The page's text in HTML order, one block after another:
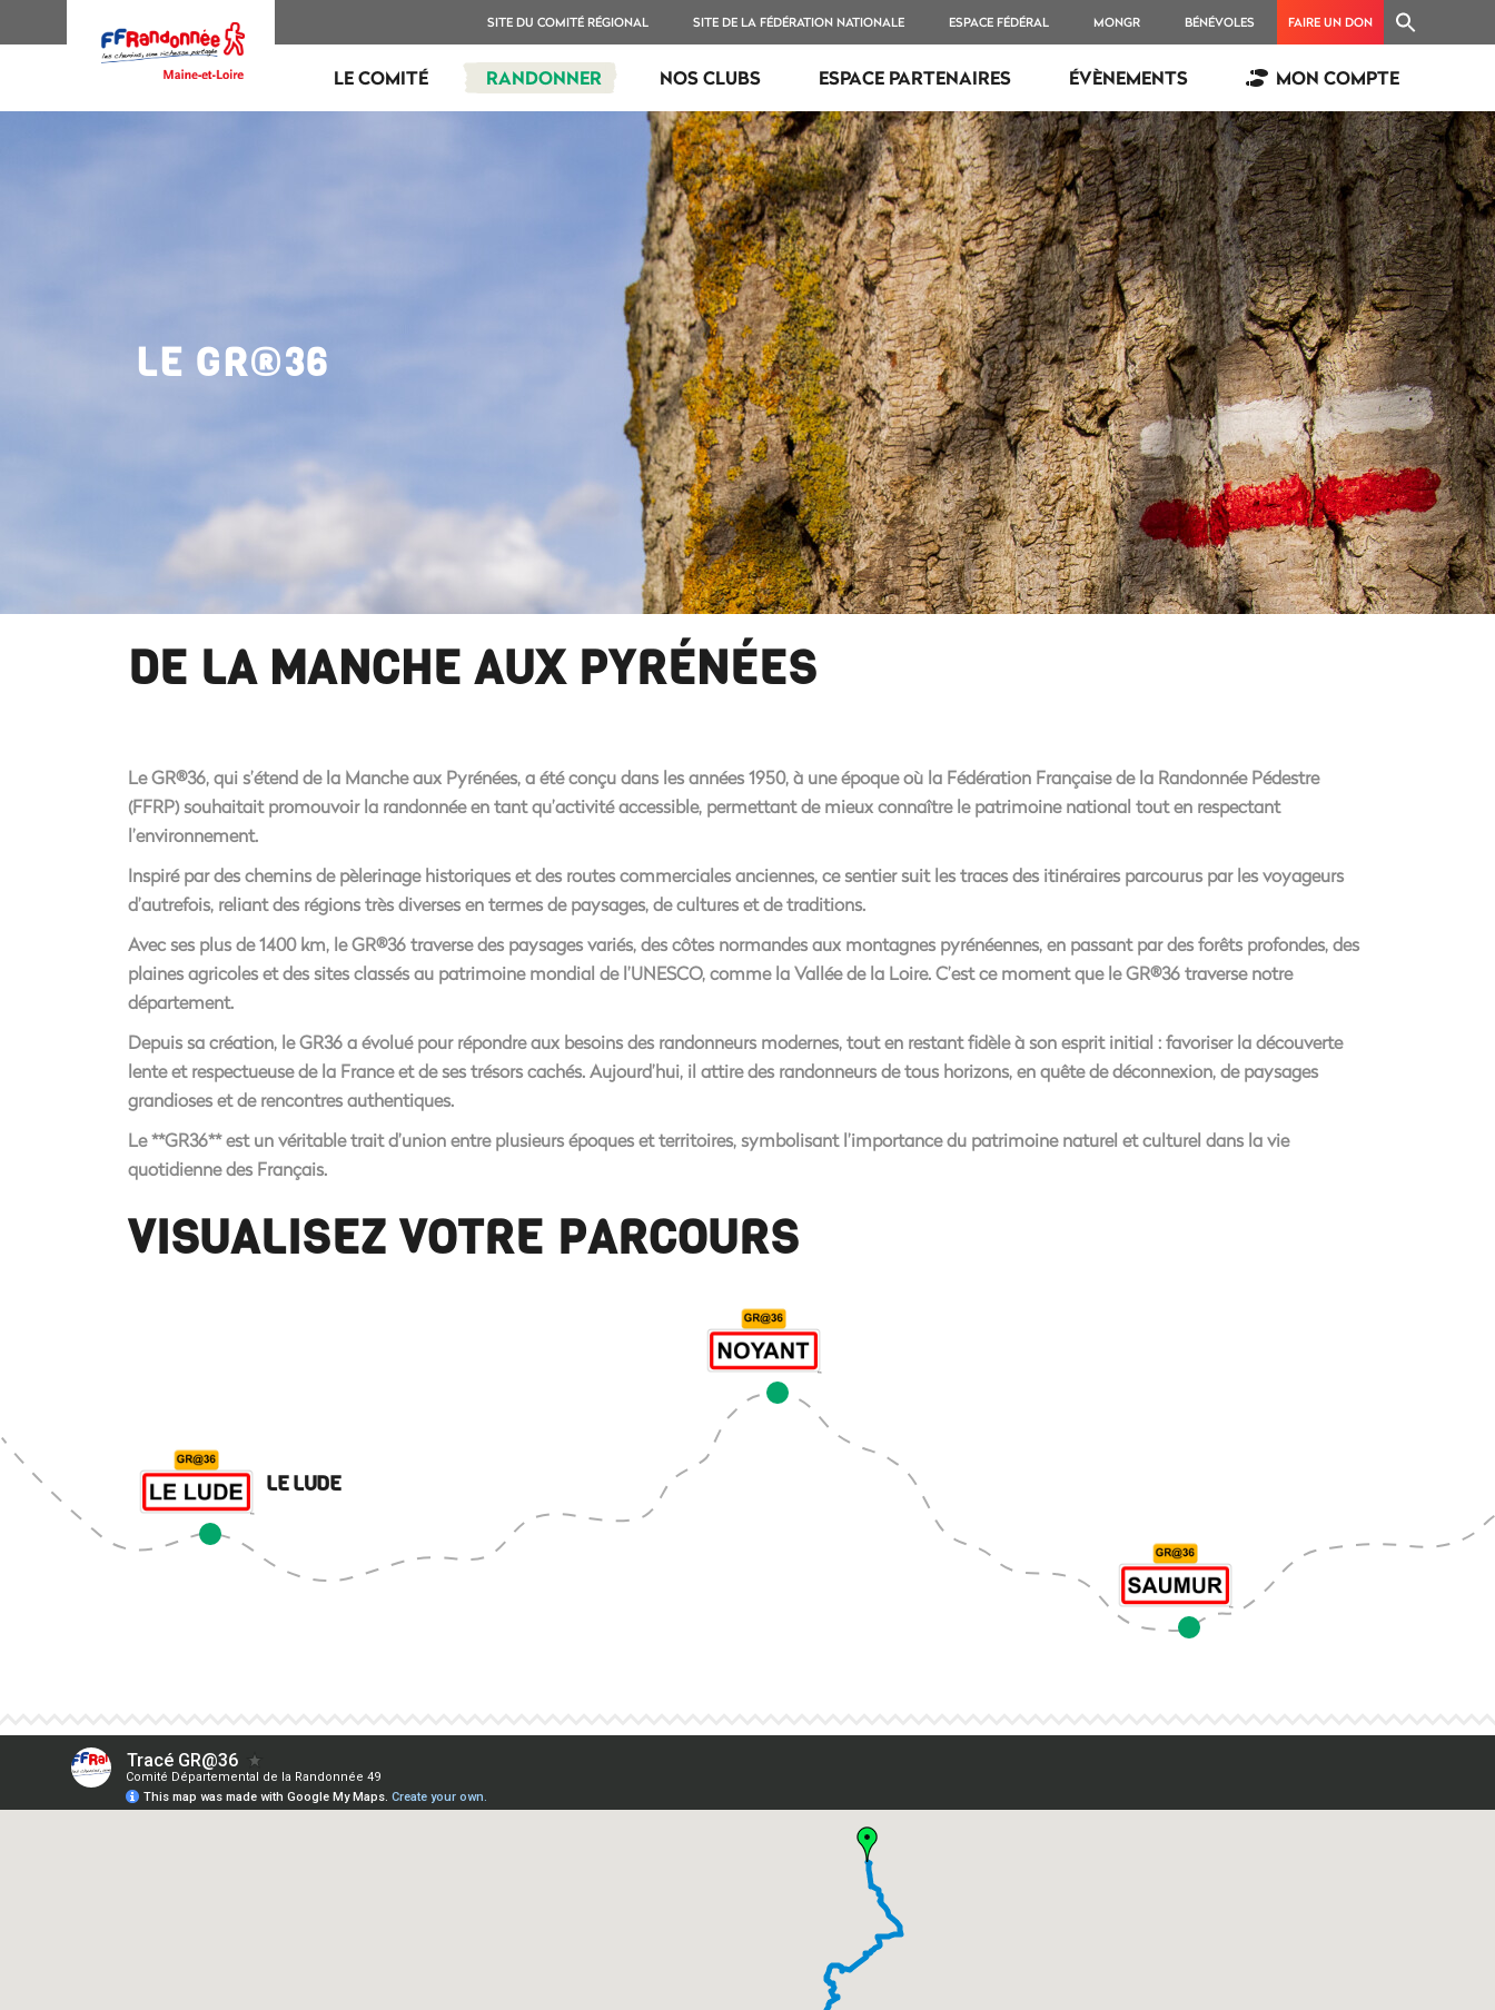
SITE DU COMITÉ RÉGIONAL SITE DE LA FÉDÉRATION NATIONALE ESPACE FÉDÉRAL MONGR BÉNÉVOLES FAIRE UN DON
LE COMITÉ RANDONNER NOS CLUBS ESPACE PARTENAIRES ÉVÈNEMENTS MON COMPTE
LE GR®36
DE LA MANCHE AUX PYRÉNÉES
Le GR®36, qui s’étend de la Manche aux Pyrénées, a été conçu dans les années 1950, à une époque où la Fédération Française de la Randonnée Pédestre
(FFRP) souhaitait promouvoir la randonnée en tant qu’activité accessible, permettant de mieux connaître le patrimoine national tout en respectant
l’environnement.
Inspiré par des chemins de pèlerinage historiques et des routes commerciales anciennes, ce sentier suit les traces des itinéraires parcourus par les voyageurs
d’autrefois, reliant des régions très diverses en termes de paysages, de cultures et de traditions.
Avec ses plus de 1400 km, le GR®36 traverse des paysages variés, des côtes normandes aux montagnes pyrénéennes, en passant par des forêts profondes, des
plaines agricoles et des sites classés au patrimoine mondial de l’UNESCO, comme la Vallée de la Loire. C’est ce moment que le GR®36 traverse notre
département.
Depuis sa création, le GR36 a évolué pour répondre aux besoins des randonneurs modernes, tout en restant fidèle à son esprit initial : favoriser la découverte
lente et respectueuse de la France et de ses trésors cachés. Aujourd’hui, il attire des randonneurs de tous horizons, en quête de déconnexion, de paysages
grandioses et de rencontres authentiques.
Le **GR36** est un véritable trait d’union entre plusieurs époques et territoires, symbolisant l’importance du patrimoine naturel et culturel dans la vie
quotidienne des Français.
VISUALISEZ VOTRE PARCOURS
LE LUDE